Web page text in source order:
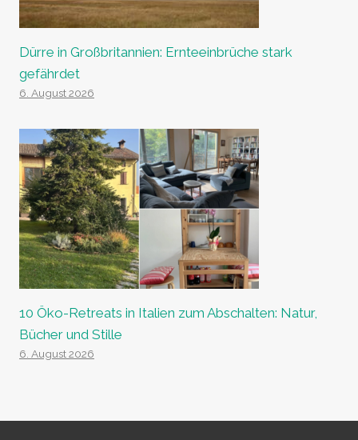
Dürre in Großbritannien: Ernteeinbrüche stark
gefährdet
6. August 2026
10 Öko-Retreats in Italien zum Abschalten: Natur,
Bücher und Stille
6. August 2026